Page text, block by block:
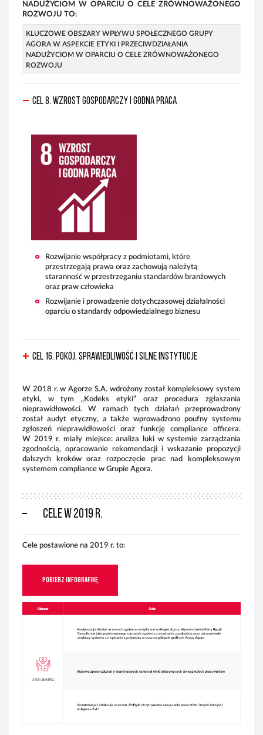
NADUŻYCIOM W OPARCIU O CELE ZRÓWNOWAŻONEGO
ROZWOJU TO:
KLUCZOWE OBSZARY WPŁYWU SPOŁECZNEGO GRUPY
AGORA W ASPEKCIE ETYKI I PRZECIWDZIAŁANIA
NADUŻYCIOM W OPARCIU O CELE ZRÓWNOWAŻONEGO
ROZWOJU
CEL 8. Wzrost gospodarczy i godna praca
Rozwijanie współpracy z podmiotami, które
przestrzegają prawa oraz zachowują należytą
staranność w przestrzeganiu standardów branżowych
oraz praw człowieka
Rozwijanie i prowadzenie dotychczasowej działalności
oparciu o standardy odpowiedzialnego biznesu
CEL 16. Pokój, sprawiedliwość i silne instytucje
W 2018 r. w Agorze S.A. wdrożony został kompleksowy system
etyki, w tym „Kodeks etyki” oraz procedura zgłaszania
nieprawidłowości. W ramach tych działań przeprowadzony
został audyt etyczny, a także wprowadzono poufny systemu
zgłoszeń nieprawidłowości oraz funkcję compliance officera.
W 2019 r. miały miejsce: analiza luki w systemie zarządzania
zgodnością, opracowanie rekomendacji i wskazanie propozycji
dalszych kroków oraz rozpoczęcie prac nad kompleksowym
systemem compliance w Grupie Agora.
Cele w 2019 r.
Cele postawione na 2019 r. to:
Pobierz infografikę